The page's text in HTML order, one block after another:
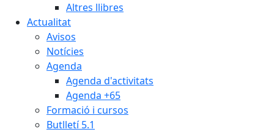
Altres llibres
Actualitat
Avisos
Notícies
Agenda
Agenda d'activitats
Agenda +65
Formació i cursos
Butlletí 5.1